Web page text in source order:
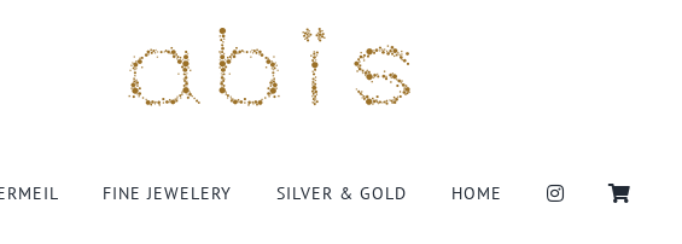
FINE JEWELERY SILVER & GOLD HOME